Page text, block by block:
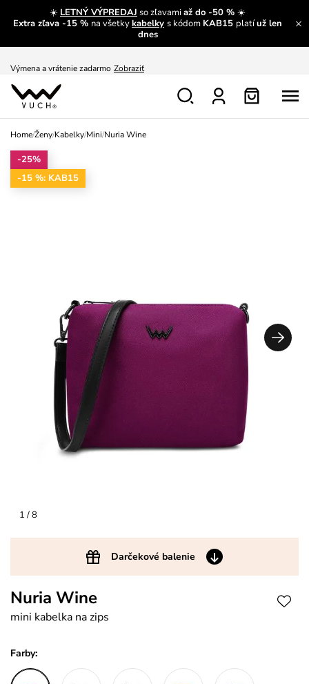
☀️ LETNÝ VÝPREDAJ so zľavamiaž do -50 % ☀️
Extra zľava -15 % na všetkykabelky s kódom KAB15 platíuž len
dnes
S čím chybu neurobíš? Pozri
Home/Ženy/Kabelky/Mini/Nuria Wine
1/ 8
Darčekové balenie
-25%
-15 %: KAB15
Nuria Wine
mini kabelka na zips
Farby: